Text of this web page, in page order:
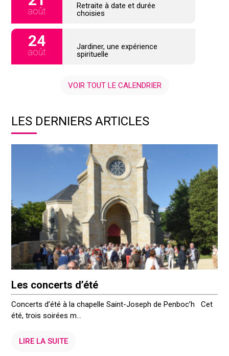
août
Retraite à date et durée
choisies
24
août
Jardiner, une expérience
spirituelle
VOIR TOUT LE CALENDRIER
LES DERNIERS ARTICLES
Les concerts d’été
Concerts d’été à la chapelle Saint-Joseph de Penboc’h Cet
été, trois soirées m...
LIRE LA SUITE